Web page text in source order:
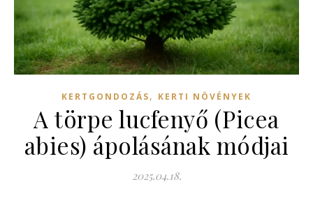
KERTGONDOZÁS, KERTI NÖVÉNYEK
A törpe lucfenyő (Picea
abies) ápolásának módjai
2025.04.18.